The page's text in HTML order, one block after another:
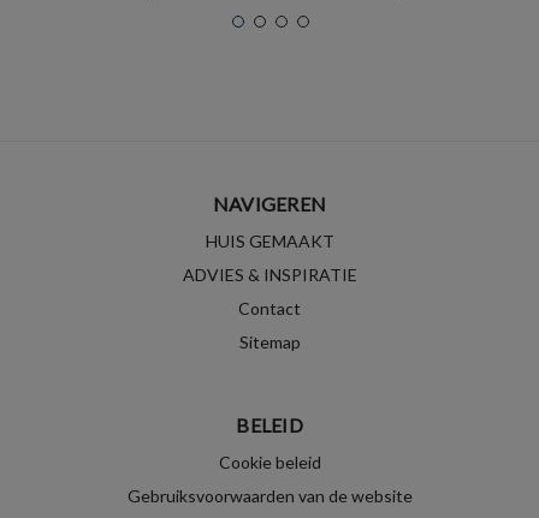
NAVIGEREN
HUIS GEMAAKT
ADVIES & INSPIRATIE
Contact
Sitemap
BELEID
Cookie beleid
Gebruiksvoorwaarden van de website